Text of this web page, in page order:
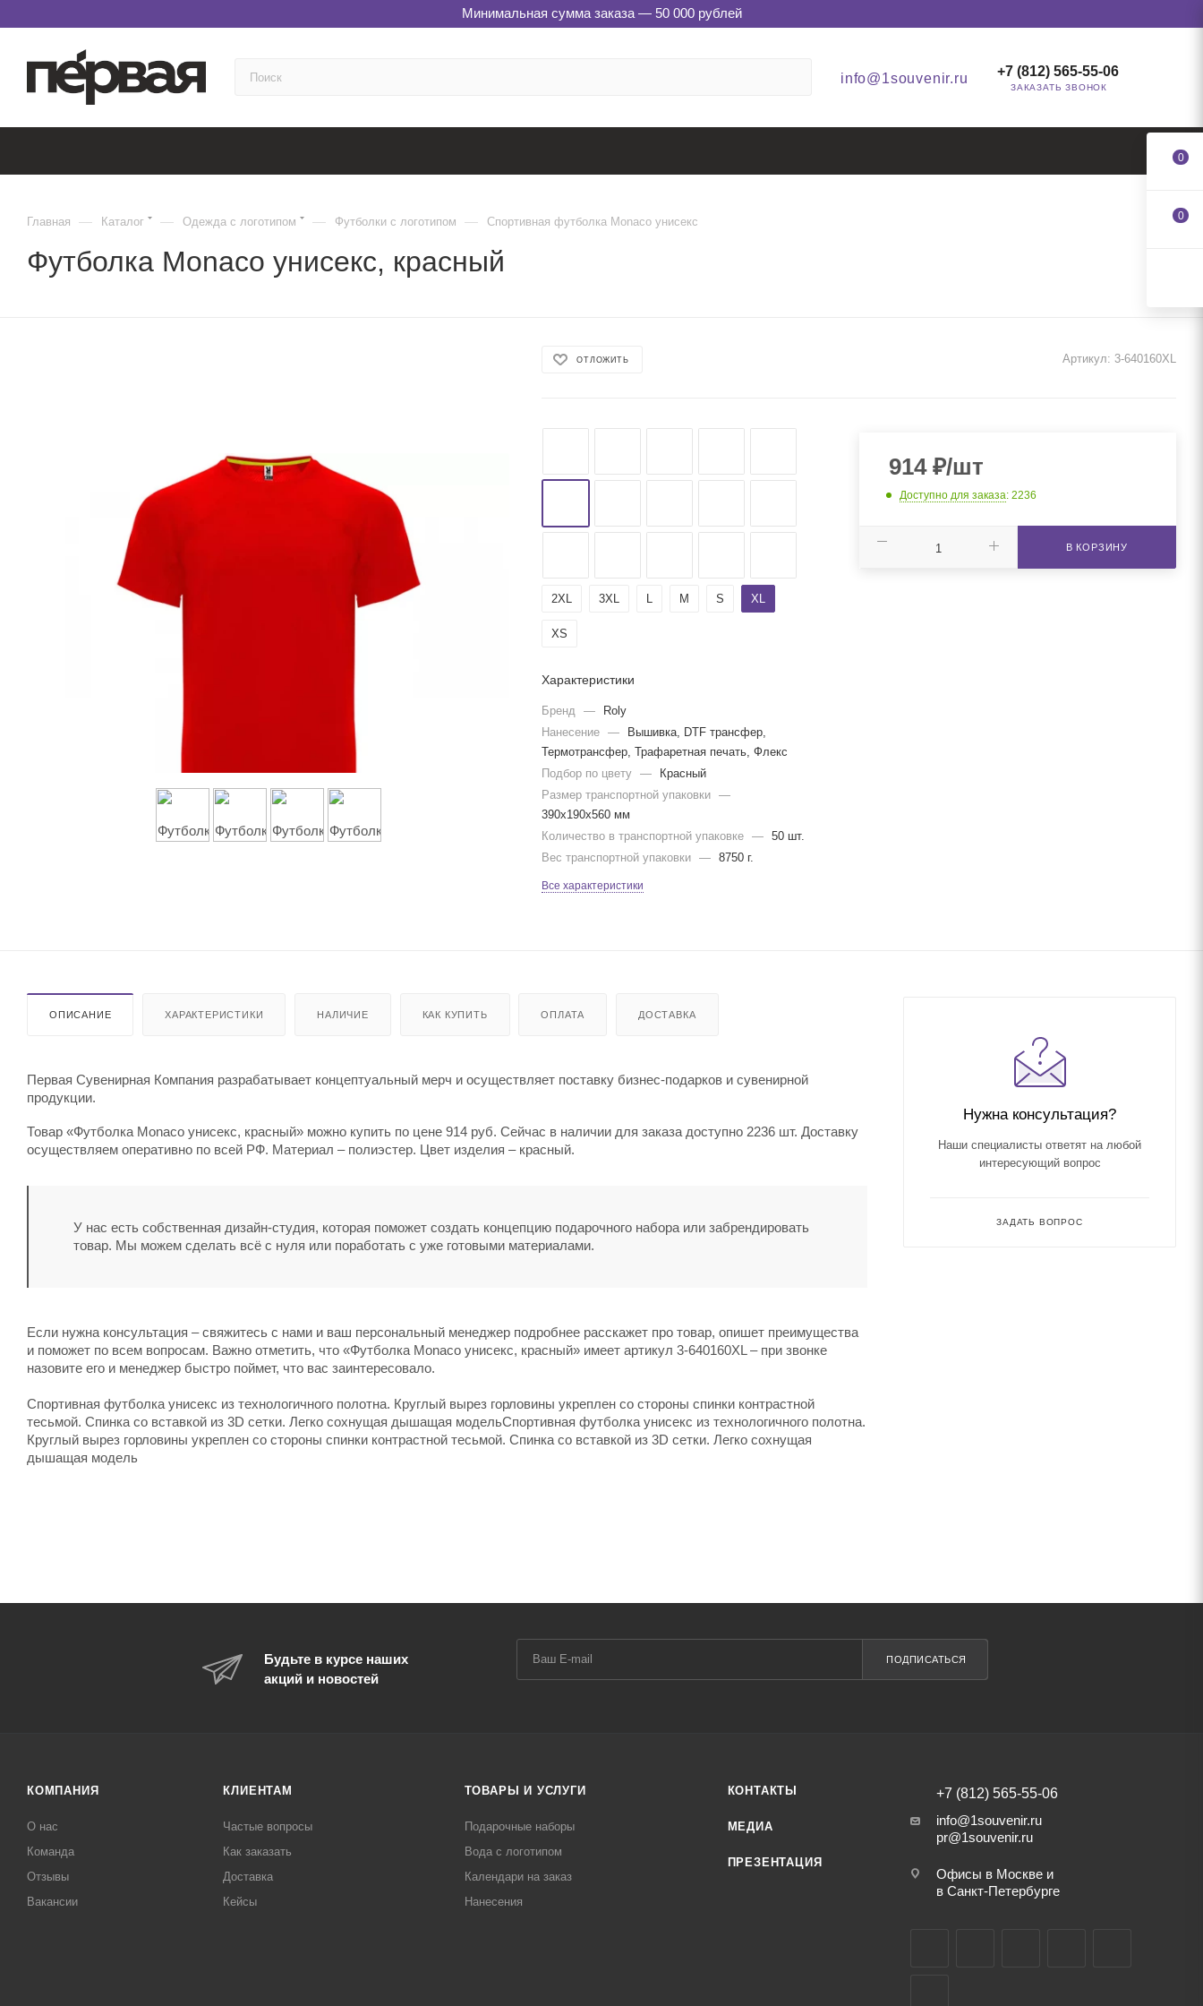
Минимальная сумма заказа — 50 000 рублей
info@1souvenir.ru +7 (812) 565-55-06
ЗАКАЗАТЬ ЗВОНОК
Главная — Каталог — Одежда с логотипом — Футболки с логотипом — Спортивная футболка Monaco унисекс
Футболка Monaco унисекс, красный
ОТЛОЖИТЬ Артикул: 3-640160XL
2XL 3XL L M S XL
XS
Характеристики
Бренд —
Roly
Нанесение
—
Вышивка, DTF трансфер,
Термотрансфер, Трафаретная печать, Флекс
Подбор по цвету
—
Красный
Размер транспортной упаковки
—
390x190x560 мм
Количество в транспортной упаковке
—
50 шт.
Вес транспортной упаковки
— 8750 г.
Все характеристики
914₽/шт
Доступно для заказа: 2236
В КОРЗИНУ
ОПИСАНИЕ ХАРАКТЕРИСТИКИ НАЛИЧИЕ КАК КУПИТЬ ОПЛАТА ДОСТАВКА
Первая Сувенирная Компания разрабатывает концептуальный мерч и осуществляет поставку бизнес-подарков и сувенирной
продукции.
Товар «Футболка Monaco унисекс, красный» можно купить по цене 914 руб. Сейчас в наличии для заказа доступно 2236 шт. Доставку
осуществляем оперативно по всей РФ. Материал – полиэстер. Цвет изделия – красный.
У нас есть собственная дизайн-студия, которая поможет создать концепцию подарочного набора или забрендировать
товар. Мы можем сделать всё с нуля или поработать с уже готовыми материалами.
Если нужна консультация – свяжитесь с нами и ваш персональный менеджер подробнее расскажет про товар, опишет преимущества
и поможет по всем вопросам. Важно отметить, что «Футболка Monaco унисекс, красный» имеет артикул 3-640160XL – при звонке
назовите его и менеджер быстро поймет, что вас заинтересовало.
Спортивная футболка унисекс из технологичного полотна. Круглый вырез горловины укреплен со стороны спинки контрастной
тесьмой. Спинка со вставкой из 3D сетки. Легко сохнущая дышащая модельСпортивная футболка унисекс из технологичного полотна.
Круглый вырез горловины укреплен со стороны спинки контрастной тесьмой. Спинка со вставкой из 3D сетки. Легко сохнущая
дышащая модель
Нужна консультация?
Наши специалисты ответят на любой
интересующий вопрос
ЗАДАТЬ ВОПРОС
Будьте в курсе наших
акций и новостей
ПОДПИСАТЬСЯ
КОМПАНИЯ
О нас
Команда
Отзывы
Вакансии
КЛИЕНТАМ
Частые вопросы
Как заказать
Доставка
Кейсы
ТОВАРЫ И УСЛУГИ
Подарочные наборы
Вода с логотипом
Календари на заказ
Нанесения
КОНТАКТЫ
МЕДИА
ПРЕЗЕНТАЦИЯ
+7 (812) 565-55-06
info@1souvenir.ru
pr@1souvenir.ru
Офисы в Москве и
в Санкт-Петербурге
0
0